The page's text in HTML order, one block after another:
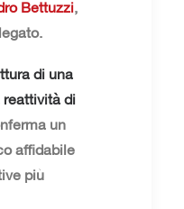
Bettuzzi,
di una
reattività di
un
affidabile
più